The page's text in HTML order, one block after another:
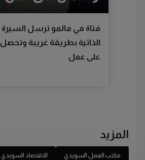
فتاة في مالمو ترسل السيرة
الذاتية بطريقة غريبة وتحصل
على عمل
المزيد
مكتب العمل السويدي الاقتصاد السويدي